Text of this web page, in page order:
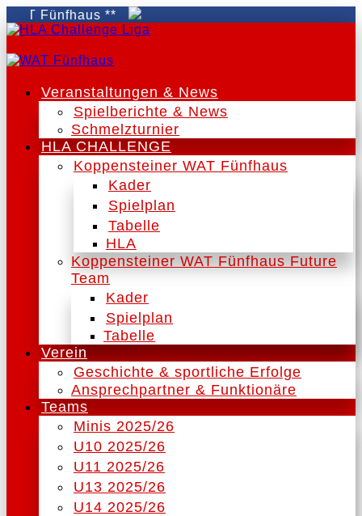
Fünfhaus **
Veranstaltungen & News
Spielberichte & News
Schmelzturnier
HLA CHALLENGE
Koppensteiner WAT Fünfhaus
Kader
Spielplan
Tabelle
HLA
Koppensteiner WAT Fünfhaus Future
Team
Kader
Spielplan
Tabelle
Verein
Geschichte & sportliche Erfolge
Ansprechpartner & Funktionäre
Teams
Minis 2025/26
U10 2025/26
U11 2025/26
U13 2025/26
U14 2025/26